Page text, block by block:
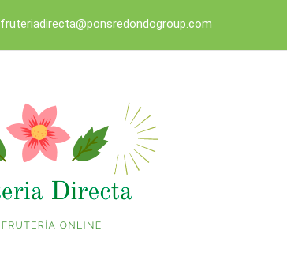
fruteriadirecta@ponsredondogroup.com